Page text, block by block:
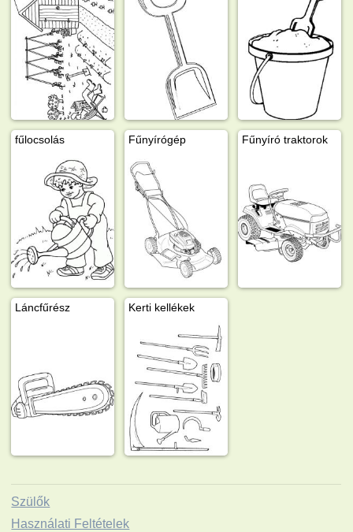
fűlocsolás Fűnyírógép Fűnyíró traktorok
Láncfűrész Kerti kellékek
Szülők
Használati Feltételek